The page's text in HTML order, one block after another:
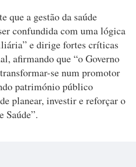
que a gestão da saúde
confundida com uma lógica
e dirige fortes críticas
afirmando que “o Governo
se num promotor
património público
planear, investir e reforçar o
Saúde”.